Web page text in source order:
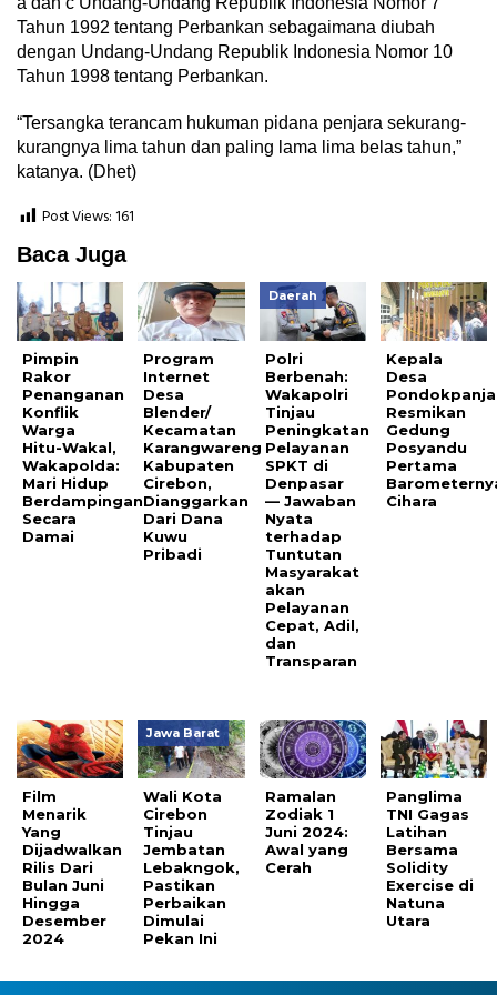
Tahun 1992 tentang Perbankan sebagaimana diubah
dengan Undang-Undang Republik Indonesia Nomor 10
Tahun 1998 tentang Perbankan.
“Tersangka terancam hukuman pidana penjara sekurang-
kurangnya lima tahun dan paling lama lima belas tahun,”
katanya. (Dhet)
Post Views: 161
Baca Juga
Pimpin
Rakor
Penanganan
Konflik
Warga
Hitu-Wakal,
Wakapolda:
Mari Hidup
Berdampingan
Secara
Damai
Program
Internet
Desa
Blender/
Kecamatan
Karangwareng
Kabupaten
Cirebon,
Dianggarkan
Dari Dana
Kuwu
Pribadi
Daerah
Polri
Berbenah:
Wakapolri
Tinjau
Peningkatan
Pelayanan
SPKT di
Denpasar
— Jawaban
Nyata
terhadap
Tuntutan
Masyarakat
akan
Pelayanan
Cepat, Adil,
dan
Transparan
Kepala
Desa
Resmikan
Gedung
Posyandu
Pertama
Cihara
Film
Menarik
Yang
Dijadwalkan
Rilis Dari
Bulan Juni
Hingga
Desember
2024
Jawa Barat
Wali Kota
Cirebon
Tinjau
Jembatan
Lebakngok,
Pastikan
Perbaikan
Dimulai
Pekan Ini
Ramalan
Zodiak 1
Juni 2024:
Awal yang
Cerah
Panglima
TNI Gagas
Latihan
Bersama
Solidity
Exercise di
Natuna
Utara